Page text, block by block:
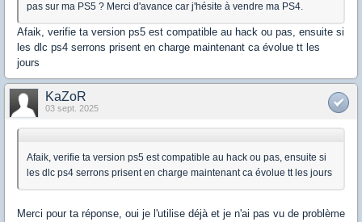
pas sur ma PS5 ? Merci d'avance car j'hésite à vendre ma PS4.
Afaik, verifie ta version ps5 est compatible au hack ou pas, ensuite si
les dlc ps4 serrons prisent en charge maintenant ca évolue tt les
jours
KaZoR
03 sept. 2025
Afaik, verifie ta version ps5 est compatible au hack ou pas, ensuite si
les dlc ps4 serrons prisent en charge maintenant ca évolue tt les jours
Merci pour ta réponse, oui je l'utilise déjà et je n'ai pas vu de problème